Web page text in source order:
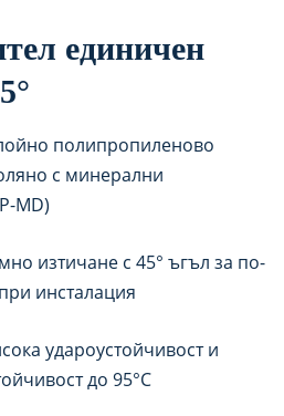
единичен
°
полипропиленово
с минерални
MD)
изтичане с 45° ъгъл за по-
инсталация
удароустойчивост и
до 95°C